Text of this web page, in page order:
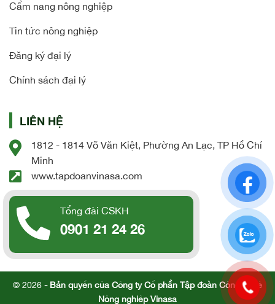
Cẩm nang nông nghiệp
Tin tức nông nghiệp
Đăng ký đại lý
Chính sách đại lý
LIÊN HỆ
1812 - 1814 Võ Văn Kiệt, Phường An Lạc, TP Hồ Chí
Minh
www.tapdoanvinasa.com
Tổng đài CSKH
0901 21 24 26
© 2026 - Bản quyền của Công ty Cổ phần Tập đoàn Công nghệ
Nông nghiệp Vinasa